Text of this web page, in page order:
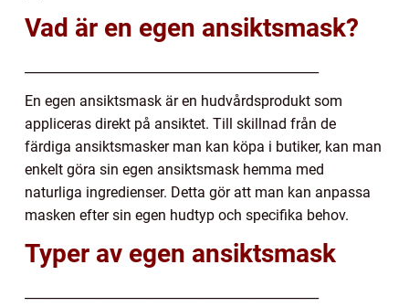
Vad är en egen ansiktsmask?
En egen ansiktsmask är en hudvårdsprodukt som
appliceras direkt på ansiktet. Till skillnad från de
färdiga ansiktsmasker man kan köpa i butiker, kan man
enkelt göra sin egen ansiktsmask hemma med
naturliga ingredienser. Detta gör att man kan anpassa
masken efter sin egen hudtyp och specifika behov.
Typer av egen ansiktsmask